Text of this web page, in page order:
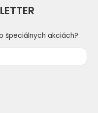
špeciálnych akciách?